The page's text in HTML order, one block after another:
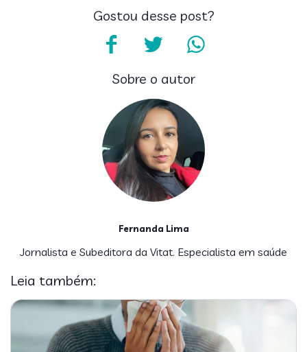
Gostou desse post?
Sobre o autor
Fernanda Lima
Jornalista e Subeditora da Vitat. Especialista em saúde
Leia também: